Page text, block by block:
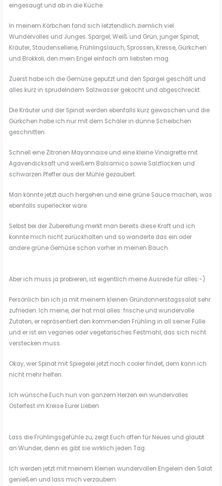
eingesaugt und ab in die Küche.
In meinem Körbchen fand sich letztendlich ziemlich viel
Wundervolles und Junges. Spargel, Weiß und Grün, junger Spinat,
Kräuter, Staudensellerie, Frühlingslauch, Sprossen, Kresse, Gürkchen
und Brokkoli, den mein Engel einfach am liebsten mag.
Zuerst habe ich die Gemüse geputzt und den Spargel geschält und
alles kurz in sprudelndem Salzwasser gekocht und abgeschreckt.
Die Kräuter und der Spinat werden ebenfalls kurz gewaschen und die
Gürkchen habe ich nur mit dem Schäler in dünne Scheibchen
geschnitten.
Schnell eine Zitronen Mayonnaise und eine kleine Vinaigrette mit
Agavendicksaft und weißem Balsamico sowie Salzflocken und
schwarzen Pfeffer aus der Mühle gezaubert.
Man könnte jetzt auch hergehen und eine grüne Sauce machen, was
ebenfalls superlecker wäre.
Selbst bei der Zubereitung merkt man bereits diese Kraft und ich
konnte mich nicht zurückhalten und so wanderte das ein oder
andere grüne Gemüse schon vorher in meinen Bauch.
Aber ich muss ja probieren, ist eigentlich meine Ausrede für alles:-)
Persönlich bin ich ja mit meinem kleinen Gründonnerstagssalat sehr
zufrieden. Ich meine, der hat mal alles: frische und wundervolle
Zutaten, er repräsentiert den kommenden Frühling in all seiner Fülle
und er ist ein veganes oder vegetarisches Festmahl, das sich nicht
verstecken muss.
Okay, wer Spinat mit Spiegelei jetzt noch cooler findet, dem kann ich
nicht mehr helfen.
Ich wünsche Euch nun von ganzem Herzen ein wundervolles
Osterfest im Kreise Eurer Lieben.
Lass die Frühlingsgefühle zu, zeigt Euch offen für Neues und glaubt
an Wunder, denn es gibt sie wirklich jeden Tag.
Ich werden jetzt mit meinem kleinen wundervollen Engelein den Salat
genießen und lass mich verzaubern.